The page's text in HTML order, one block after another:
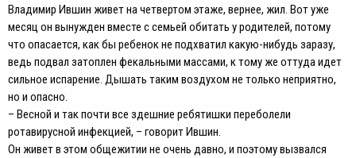
Владимир Ившин живет на четвертом этаже, вернее, жил. Вот уже
месяц он вынужден вместе с семьей обитать у родителей, потому
что опасается, как бы ребенок не подхватил какую-нибудь заразу,
ведь подвал затоплен фекальными массами, к тому же оттуда идет
сильное испарение. Дышать таким воздухом не только неприятно,
но и опасно.
– Весной и так почти все здешние ребятишки переболели
ротавирусной инфекцией, – говорит Ившин.
Он живет в этом общежитии не очень давно, и поэтому вызвался